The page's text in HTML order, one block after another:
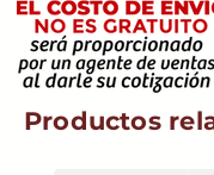
Productos